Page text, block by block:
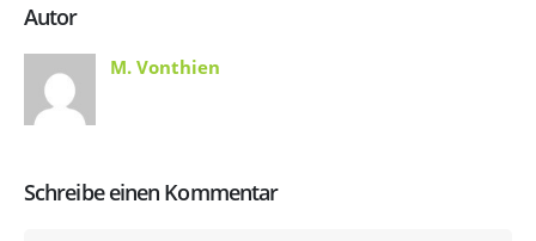
Autor
M. Vonthien
Schreibe einen Kommentar